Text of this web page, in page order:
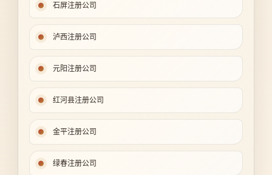
石屏注册公司
泸西注册公司
元阳注册公司
红河县注册公司
金平注册公司
绿春注册公司